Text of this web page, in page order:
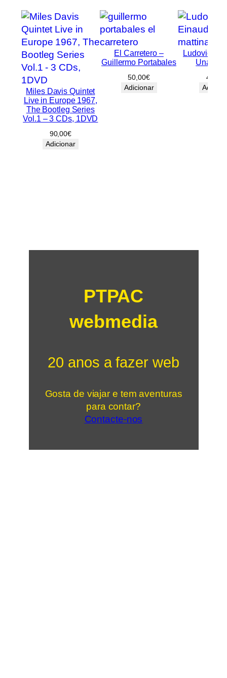
Miles Davis Quintet
Live in Europe 1967,
The Bootleg Series
Vol.1 – 3 CDs, 1DVD
90,00€
Adicionar
El Carretero –
Guillermo Portabales
50,00€
Adicionar
Ludovico
Una
40,00
PTPAC
webmedia
20 anos a fazer web
Gosta de viajar e tem aventuras
para contar?
Contacte-nos